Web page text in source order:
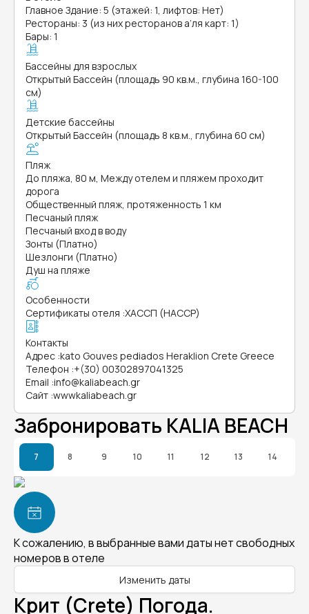
Главное Здание: 5 (этажей: 1, лифтов: Нет)
Рестораны: 3 (из них ресторанов а’ля карт: 1)
Бары: 1
Бассейны для взрослых
Открытый Бассейн (площадь 90 кв.м., глубина 160-100
см)
Детские бассейны
Открытый Бассейн (площадь 8 кв.м., глубина 60 см)
Пляж
До пляжа, 80 м, Между отелем и пляжем проходит
дорога
Общественный пляж, протяженность 1 км
Песчаный пляж
Песчаный вход в воду
Зонты (Платно)
Шезлонги (Платно)
Душ на пляже
Особенности
Сертификаты отеля :ХАССП (HACCP)
Контакты
Адрес :kato Gouves pediados Heraklion Crete Greece
Телефон :+(30) 00302897041325
Email :info@kaliabeach.gr
Сайт :wwwkaliabeach.gr
Забронировать KALIA BEACH
7 8 9 10 11 12 13 14
К сожалению, в выбранные вами даты нет свободных
номеров в отеле
Изменить даты
Крит (Crete) Погода.